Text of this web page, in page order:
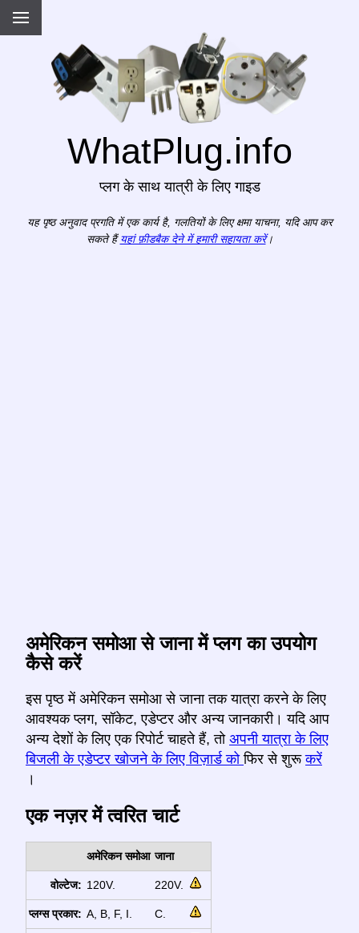
WhatPlug.info
प्लग के साथ यात्री के लिए गाइड
यह पृष्ठ अनुवाद प्रगति में एक कार्य है, गलतियों के लिए क्षमा याचना, यदि आप कर
सकते हैं यहां फ़ीडबैक देने में हमारी सहायता करें।
अमेरिकन समोआ से जाना में प्लग का उपयोग
कैसे करें
इस पृष्ठ में अमेरिकन समोआ से जाना तक यात्रा करने के लिए
आवश्यक प्लग, सॉकेट, एडेप्टर और अन्य जानकारी। यदि आप
अन्य देशों के लिए एक रिपोर्ट चाहते हैं, तो अपनी यात्रा के लिए
बिजली के एडेप्टर खोजने के लिए विज़ार्ड कोफिर से शुरूकरें
।
एक नज़र में त्वरित चार्ट
अमेरिकन समोआ जाना
वोल्टेज: 120V. 220V.
प्लग्स प्रकार: A, B, F, I. C.